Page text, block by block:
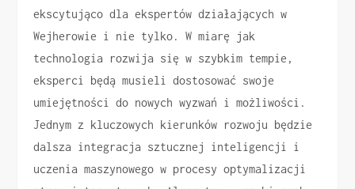
ekscytująco dla ekspertów działających w
Wejherowie i nie tylko. W miarę jak
technologia rozwija się w szybkim tempie,
eksperci będą musieli dostosować swoje
umiejętności do nowych wyzwań i możliwości.
Jednym z kluczowych kierunków rozwoju będzie
dalsza integracja sztucznej inteligencji i
uczenia maszynowego w procesy optymalizacji